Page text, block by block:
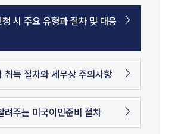
시 주요 유형과 절차 및 대응
취득 절차와 세무상 주의사항
려주는 미국이민준비 절차